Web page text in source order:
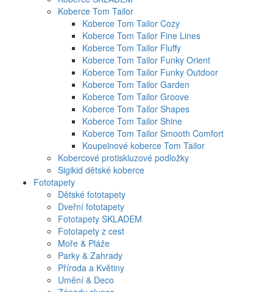
Koberce Tom Tailor
Koberce Tom Tailor Cozy
Koberce Tom Tailor Fine Lines
Koberce Tom Tailor Fluffy
Koberce Tom Tailor Funky Orient
Koberce Tom Tailor Funky Outdoor
Koberce Tom Tailor Garden
Koberce Tom Tailor Groove
Koberce Tom Tailor Shapes
Koberce Tom Tailor Shine
Koberce Tom Tailor Smooth Comfort
Koupelnové koberce Tom Tailor
Kobercové protiskluzové podložky
Sigikid dětské koberce
Fototapety
Dětské fototapety
Dveřní fototapety
Fototapety SKLADEM
Fototapety z cest
Moře & Pláže
Parky & Zahrady
Příroda a Květiny
Umění & Deco